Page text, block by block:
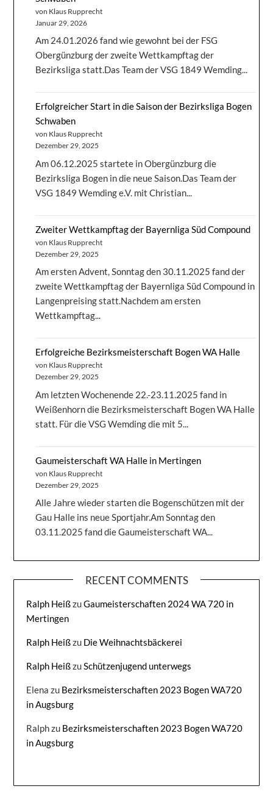
von Klaus Rupprecht
Januar 29, 2026
Am 24.01.2026 fand wie gewohnt bei der FSG
Obergünzburg der zweite Wettkampftag der
Bezirksliga statt.Das Team der VSG 1849 Wemding...
Erfolgreicher Start in die Saison der Bezirksliga Bogen
Schwaben
von Klaus Rupprecht
Dezember 29, 2025
Am 06.12.2025 startete in Obergünzburg die
Bezirksliga Bogen in die neue Saison.Das Team der
VSG 1849 Wemding e.V. mit Christian...
Zweiter Wettkampftag der Bayernliga Süd Compound
von Klaus Rupprecht
Dezember 29, 2025
Am ersten Advent, Sonntag den 30.11.2025 fand der
zweite Wettkampftag der Bayernliga Süd Compound in
Langenpreising statt.Nachdem am ersten
Wettkampftag...
Erfolgreiche Bezirksmeisterschaft Bogen WA Halle
von Klaus Rupprecht
Dezember 29, 2025
Am letzten Wochenende 22.-23.11.2025 fand in
Weißenhorn die Bezirksmeisterschaft Bogen WA Halle
statt. Für die VSG Wemding die mit 5...
Gaumeisterschaft WA Halle in Mertingen
von Klaus Rupprecht
Dezember 29, 2025
Alle Jahre wieder starten die Bogenschützen mit der
Gau Halle ins neue Sportjahr.Am Sonntag den
03.11.2025 fand die Gaumeisterschaft WA...
RECENT COMMENTS
Ralph HeißzuGaumeisterschaften 2024 WA 720 in
Mertingen
Ralph Heißzu Die Weihnachtsbäckerei
Ralph HeißzuSchützenjugend unterwegs
Elena zu Bezirksmeisterschaften 2023 Bogen WA720
in Augsburg
Ralphzu Bezirksmeisterschaften 2023 Bogen WA720
in Augsburg